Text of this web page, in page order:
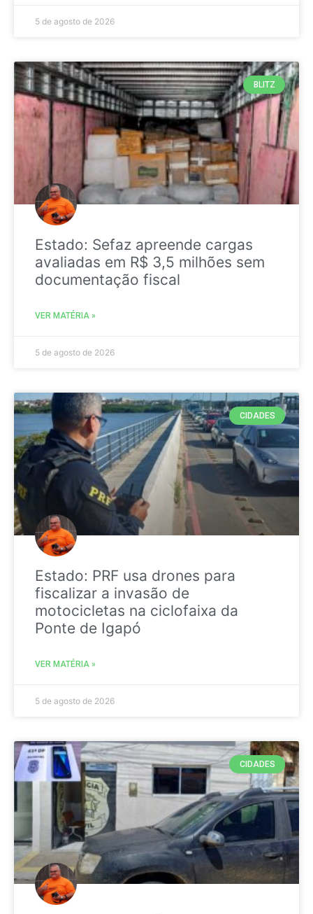
5 de agosto de 2026
BLITZ
Estado: Sefaz apreende cargas
avaliadas em R$ 3,5 milhões sem
documentação fiscal
VER MATÉRIA »
5 de agosto de 2026
CIDADES
Estado: PRF usa drones para
fiscalizar a invasão de
motocicletas na ciclofaixa da
Ponte de Igapó
VER MATÉRIA »
5 de agosto de 2026
CIDADES